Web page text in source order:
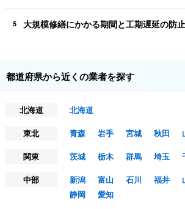
5 大規模修繕にかかる期間と工期遅延の防
都道府県から近くの業者を探す
北海道
北海道
東北
青森 岩手 宮城 秋田
関東
茨城 栃木 群馬 埼玉
中部
新潟 富山 石川 福井
静岡
愛知